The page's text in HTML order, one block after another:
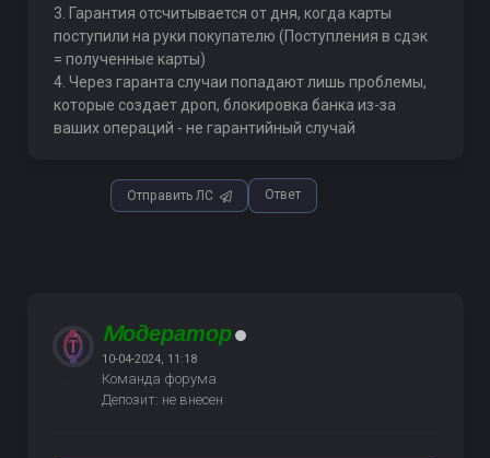
3. Гарантия отсчитывается от дня, когда карты
поступили на руки покупателю (Поступления в сдэк
= полученные карты)
4. Через гаранта случаи попадают лишь проблемы,
которые создает дроп, блокировка банка из-за
ваших операций - не гарантийный случай
Отправить ЛС Ответ
Mодератор
10-04-2024, 11:18
Команда форума
Депозит: не внесен